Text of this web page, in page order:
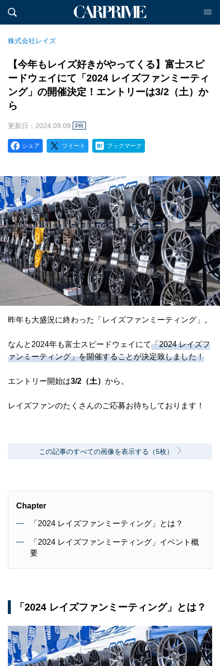
株式会社レイズ
【今年もレイズ好きがやってくる】富士スピ
ードウェイにて「2024 レイズファンミーティ
ング」の開催決定！エントリーは3/2（土）か
ら
更新日：2024.09.09 PR
シェア ツイート ブックマーク
昨年も大盛況に終わった「レイズファンミーティング」。
なんと2024年も富士スピードウェイにて「2024 レイズフ
ァンミーティング」を開催することが決定致しました！
エントリー開始は3/2（土） から。
レイズファンのたくさんのご応募お待ちしております！
この記事のすべての画像を表示する（5枚）
Chapter
「2024 レイズファンミーティング」とは？
「2024 レイズファンミーティング」イベント概
要
「2024 レイズファンミーティング」とは？